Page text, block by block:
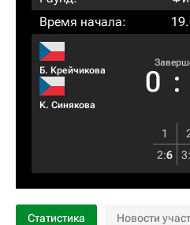
Время начала:
Б. Крейчикова
К. Синякова
0 :
1
2:6 3:
Статистика Новости